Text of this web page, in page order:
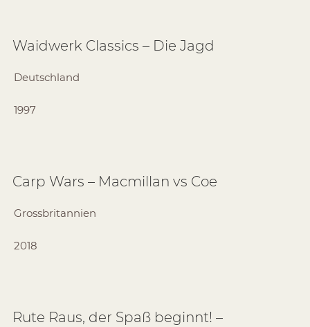
Waidwerk Classics – Die Jagd
Deutschland
1997
Carp Wars – Macmillan vs Coe
Grossbritannien
2018
Rute Raus, der Spaß beginnt! –